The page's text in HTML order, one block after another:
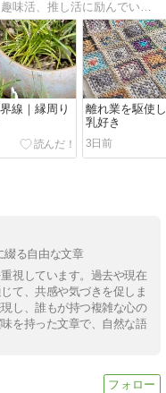
線｜縁周り
離れ業を駆使
乳好き
3日前
綴る自由な文章
視しています。過去や現在
て、共感や気づきを促しま
し、誰もが持つ複雑な心の
を持った文章で、自然な語